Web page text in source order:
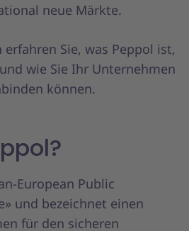
neue Märkte.
Sie, was Peppol ist,
wie Sie Ihr Unternehmen
können.
European Public
und bezeichnet einen
für den sicheren